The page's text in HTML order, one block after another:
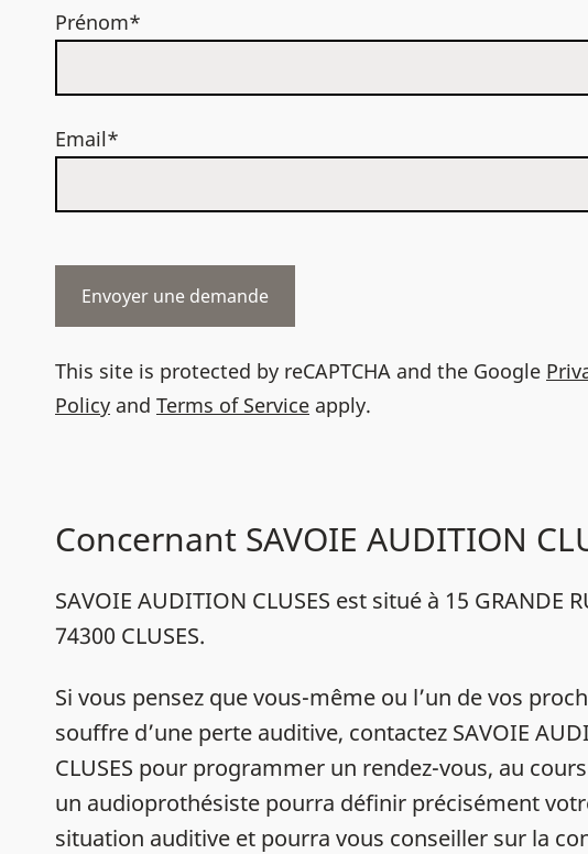
Prénom*
Email*
This site is protected by reCAPTCHA and the Google
Policy and Terms of Service apply.
Concernant SAVOIE AUDITION
SAVOIE AUDITION CLUSES est situé à 15 GRANDE
74300 CLUSES.
Si vous pensez que vous-même ou l’un de vos
souffre d’une perte auditive, contactez SAVOIE
CLUSES pour programmer un rendez-vous, au
un audioprothésiste pourra définir précisément
situation auditive et pourra vous conseiller sur la